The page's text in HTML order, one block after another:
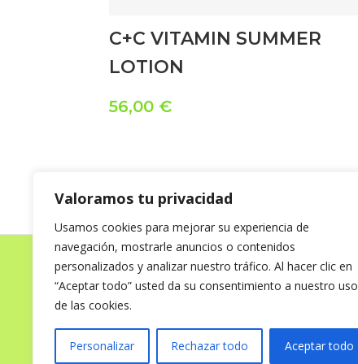
Valoramos tu privacidad
Usamos cookies para mejorar su experiencia de
navegación, mostrarle anuncios o contenidos
personalizados y analizar nuestro tráfico. Al hacer clic en
“Aceptar todo” usted da su consentimiento a nuestro uso
de las cookies.
Personalizar Rechazar todo Aceptar todo
C+C VITAMIN SUMMER
LOTION
56,00 €